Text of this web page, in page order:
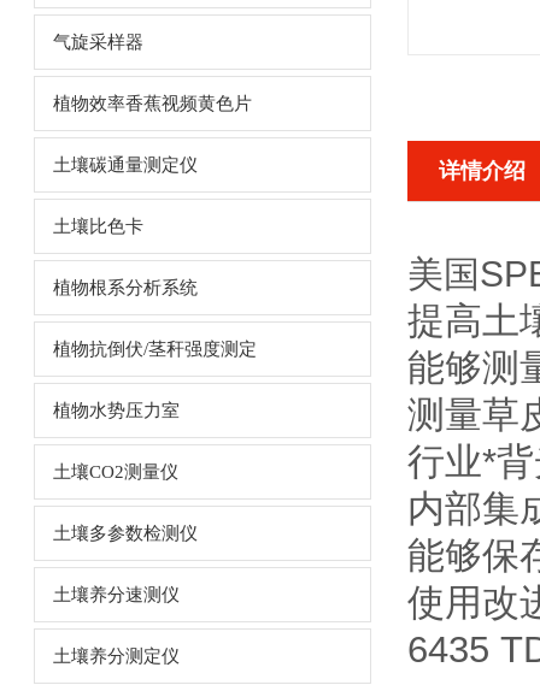
气旋采样器
植物效率香蕉视频黄色片
土壤碳通量测定仪
土壤比色卡
植物根系分析系统
植物抗倒伏/茎秆强度测定
植物水势压力室
土壤CO2测量仪
土壤多参数检测仪
土壤养分速测仪
土壤养分测定仪
详情介绍
美国
提高土
能够测
测量草
行业*
内部集
能够保
使用改
6435